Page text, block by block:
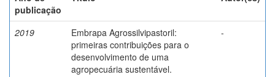
publicação
2019
Embrapa Agrossilvipastoril:
primeiras contribuições para o
desenvolvimento de uma
agropecuária sustentável.
-